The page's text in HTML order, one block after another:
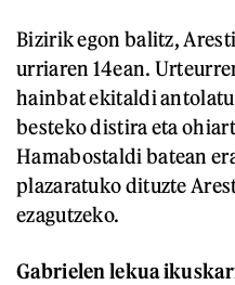
Bizirik egon balitz,
urriaren 14ean.
hainbat ekitaldi
besteko distira eta
Hamabostaldi batean
plazaratuko dituzte
ezagutzeko.
Gabrielen lekua